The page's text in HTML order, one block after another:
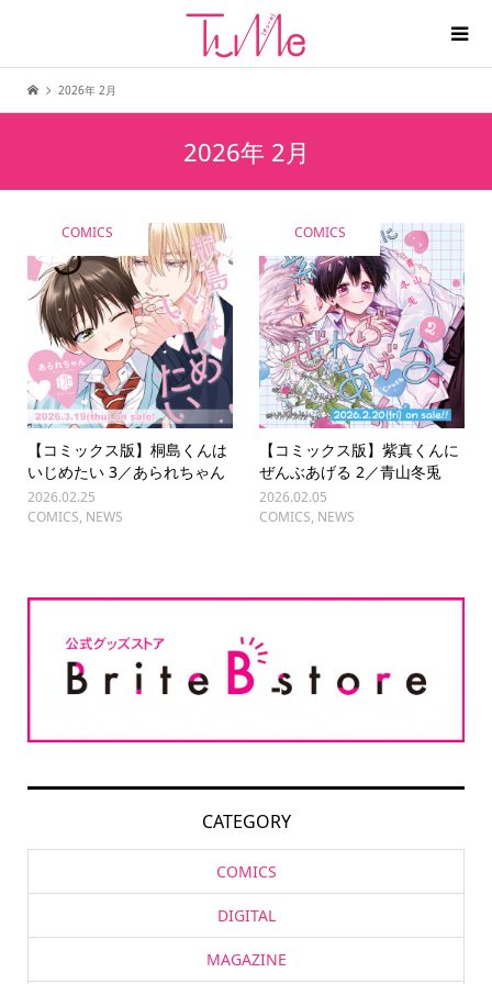
2026年 2月
2026年 2月
COMICS
【コミックス版】桐島くんは
いじめたい 3／あられちゃん
2026.02.25
COMICS, NEWS
COMICS
【コミックス版】紫真くんに
ぜんぶあげる 2／青山冬兎
2026.02.05
COMICS, NEWS
CATEGORY
COMICS
DIGITAL
MAGAZINE